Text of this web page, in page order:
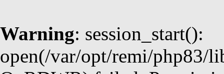
Warning: session_start():
open(/var/opt/remi/php83/